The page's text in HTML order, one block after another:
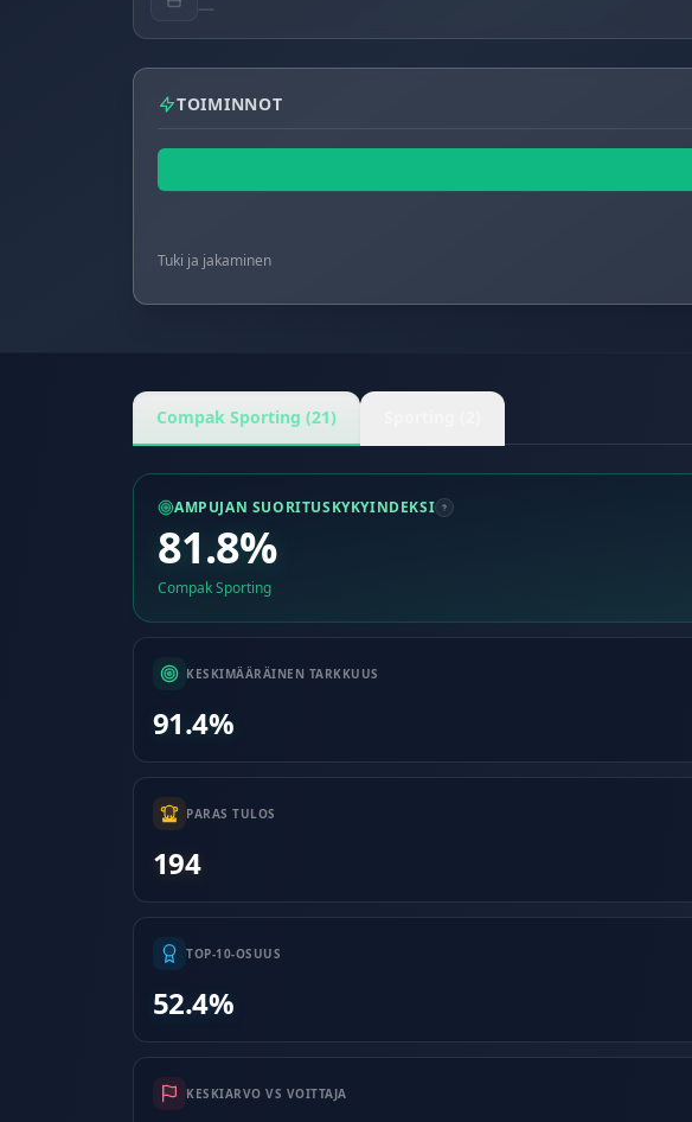
—
TOIMINNOT
Tuki ja jakaminen
Compak Sporting (21)
AMPUJAN SUORITUSKYKYINDEKSI
81.8%
Compak Sporting
KESKIMÄÄRÄINEN TARKKUUS
91.4%
PARAS TULOS
194
TOP-10-OSUUS
52.4%
KESKIARVO VS VOITTAJA